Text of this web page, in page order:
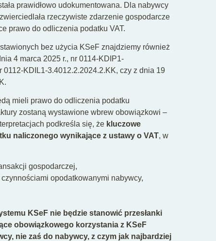
prawidłowo udokumentowana. Dla nabywcy
rzeczywiste zdarzenie gospodarcze
prawo do odliczenia podatku VAT.
bez użycia KSeF znajdziemy również
4 marca 2025 r., nr 0114-KDIP1-
KDIL1-3.4012.2.2024.2.KK, czy z dnia 19
mieli prawo do odliczenia podatku
zostaną wystawione wbrew obowiązkowi –
podkreśla się, że kluczowe
naliczonego wynikające z ustawy o VAT, w
gospodarczej,
opodatkowanymi nabywcy,
KSeF nie będzie stanowić przesłanki
obowiązkowego korzystania z KSeF
nie zaś do nabywcy, z czym jak najbardziej